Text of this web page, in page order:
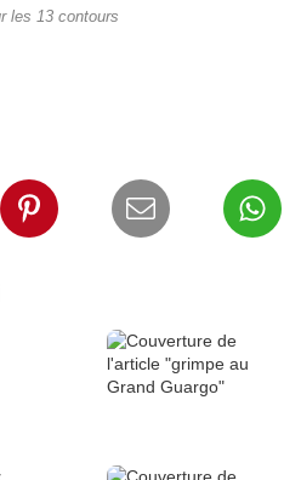
les 13 contours